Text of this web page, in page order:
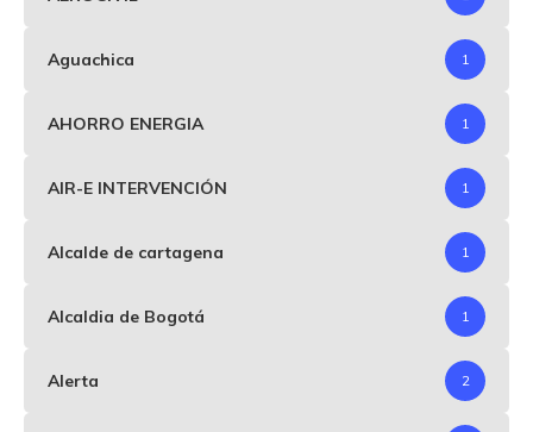
Aguachica 1
AHORRO ENERGIA 1
AIR-E INTERVENCIÓN 1
Alcalde de cartagena 1
Alcaldia de Bogotá 1
Alerta 2